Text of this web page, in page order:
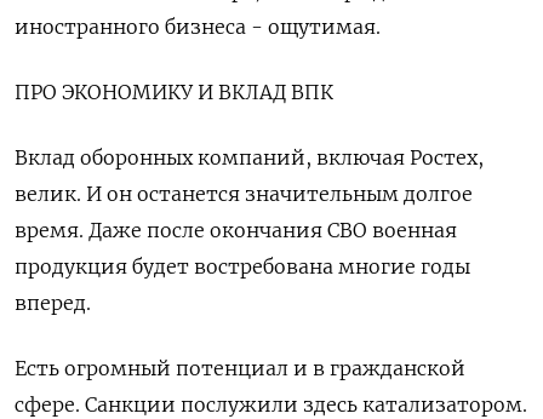
иностранного бизнеса - ощутимая.
ПРО ЭКОНОМИКУ И ВКЛАД ВПК
Вклад оборонных компаний, включая Ростех,
велик. И он останется значительным долгое
время. Даже после окончания СВО военная
продукция будет востребована многие годы
вперед.
Есть огромный потенциал и в гражданской
сфере. Санкции послужили здесь катализатором.